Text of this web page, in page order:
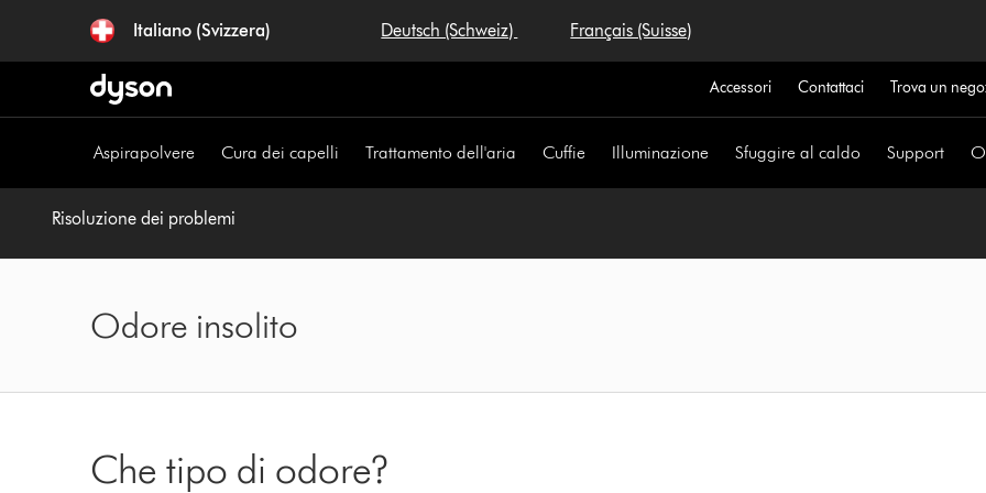
navigazione
Italiano (Svizzera) Deutsch (Schweiz) Français (Suisse)
Accessori Contattaci Trova un
Aspirapolvere Cura dei capelli Trattamento dell'aria Cuffie Illuminazione Sfuggire al caldo Support
Risoluzione dei problemi
Odore insolito
Che tipo di odore?